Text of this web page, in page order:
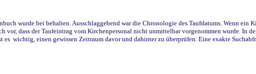
wurde bei behalten. Ausschlaggebend war die Chronologie des Taufdatums. Wenn
vor, dass der Taufeintrag vom Kirchenpersonal nicht unmittelbar vorgenommen wurde. In
es wichtig, einen gewissen Zeitraum davor und dahinter zu überprüfen. Eine exakte